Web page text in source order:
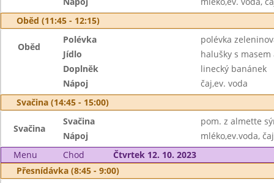
Oběd (11:45 - 12:15)
Oběd
Polévka
polévka
Jídlo
halušky s
Doplněk
linecký banánek
Nápoj
čaj,ev. voda
Svačina (14:45 - 15:00)
Svačina
Svačina
pom. z almette
Nápoj
mléko,ev.voda, čaj
Menu
Chod
Čtvrtek 12. 10. 2023
Přesnídávka (8:45 - 9:00)